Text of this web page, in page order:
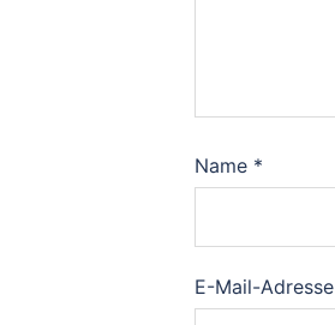
Name *
E-Mail-Adresse